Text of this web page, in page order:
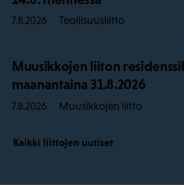
7.8.2026 Teollisuusliitto
Muusikkojen liiton
maanantaina 31.8.2026
7.8.2026 Muusikkojen liitto
Kaikki liittojen uutiset